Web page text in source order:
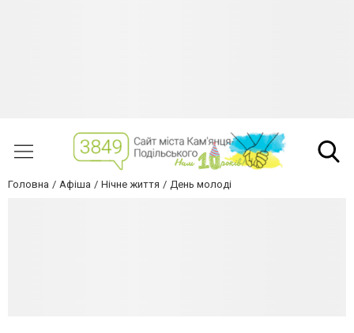
Головна Афіша Нічне життя День молоді